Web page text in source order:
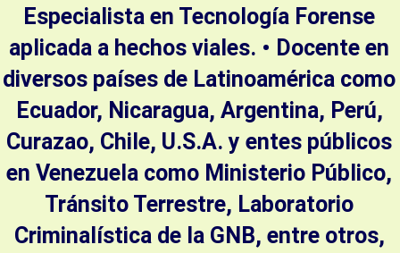
Especialista en Tecnología Forense
aplicada a hechos viales. • Docente en
diversos países de Latinoamérica como
Ecuador, Nicaragua, Argentina, Perú,
Curazao, Chile, U.S.A. y entes públicos
en Venezuela como Ministerio Público,
Tránsito Terrestre, Laboratorio
Criminalística de la GNB, entre otros,